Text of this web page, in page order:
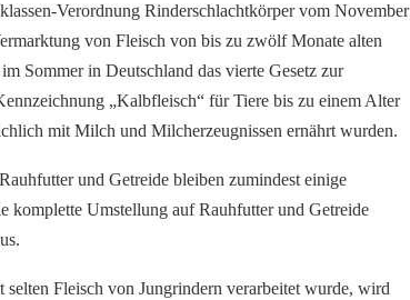
Verordnung Rinderschlachtkörper vom November
von Fleisch von bis zu zwölf Monate alten
Sommer in Deutschland das vierte Gesetz zur
„Kalbfleisch“ für Tiere bis zu einem Alter
mit Milch und Milcherzeugnissen ernährt wurden.
und Getreide bleiben zumindest einige
komplette Umstellung auf Rauhfutter und Getreide
Fleisch von Jungrindern verarbeitet wurde, wird